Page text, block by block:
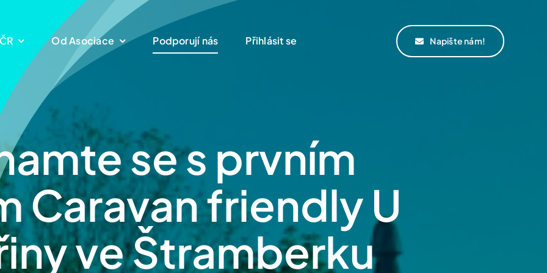
Od Asociace Podporují nás Přihlásit se Napište nám!
se s prvním
Caravan friendly U
ve Štramberku